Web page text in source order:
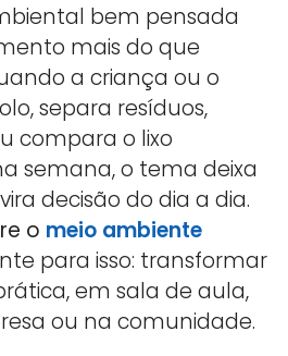
bem pensada
mais do que
a criança ou o
separa resíduos,
compara o lixo
semana, o tema deixa
decisão do dia a dia.
o meio ambiente
para isso: transformar
em sala de aula,
ou na comunidade.